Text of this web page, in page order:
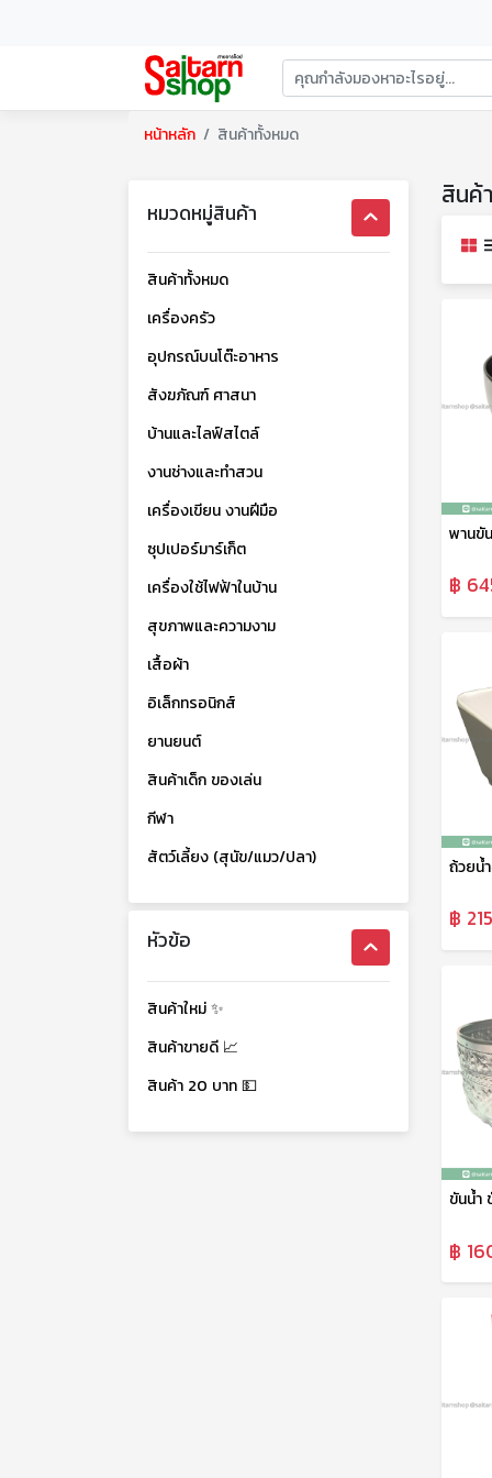
หน้าหลัก สินค้าทั้งหมด
หมวดหมู่สินค้า
สินค้าทั้งหมด
เครื่องครัว
อุปกรณ์บนโต๊ะอาหาร
สังฆภัณฑ์ ศาสนา
บ้านและไลฟ์สไตล์
งานช่างและทำสวน
เครื่องเขียน งานฝีมือ
ซุปเปอร์มาร์เก็ต
เครื่องใช้ไฟฟ้าในบ้าน
สุขภาพและความงาม
เสื้อผ้า
อิเล็กทรอนิกส์
ยานยนต์
สินค้าเด็ก ของเล่น
กีฬา
สัตว์เลี้ยง (สุนัข/แมว/ปลา)
หัวข้อ
สินค้าใหม่ ✨
สินค้าขายดี 📈
สินค้า 20 บาท 💵
สินค้
฿
฿
฿